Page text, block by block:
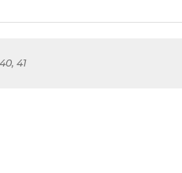
41